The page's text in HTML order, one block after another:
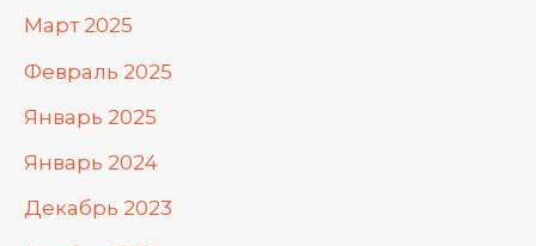
Март 2025
Февраль 2025
Январь 2025
Январь 2024
Декабрь 2023